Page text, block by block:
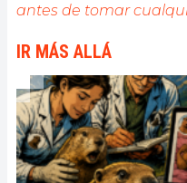
antes de tomar
IR MÁS ALLÁ